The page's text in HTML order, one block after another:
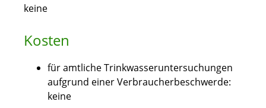
keine
Kosten
für amtliche Trinkwasseruntersuchungen
aufgrund einer Verbraucherbeschwerde:
keine